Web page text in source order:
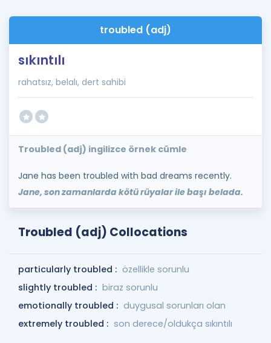
troubled (adj)
sıkıntılı
rahatsız, belalı, dert sahibi
Troubled (adj) ingilizce örnek cümle
Jane has been troubled with bad dreams recently.
Jane, son zamanlarda kötü rüyalar ile başı belada.
Troubled (adj) Collocations
particularly troubled : özellikle sorunlu
slightly troubled : biraz sorunlu
emotionally troubled : duygusal sorunları olan
extremely troubled : son derece/oldukça sıkıntılı